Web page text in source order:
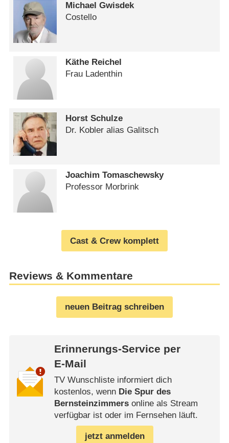
Michael Gwisdek
Costello
Käthe Reichel
Frau Ladenthin
Horst Schulze
Dr. Kobler alias Galitsch
Joachim Tomaschewsky
Professor Morbrink
Cast & Crew komplett
Reviews & Kommentare
neuen Beitrag schreiben
Erinnerungs-Service per
E-Mail
TV Wunschliste informiert dich
kostenlos, wenn Die Spur des
Bernsteinzimmersonline als Stream
verfügbar ist oder im Fernsehen läuft.
jetzt anmelden